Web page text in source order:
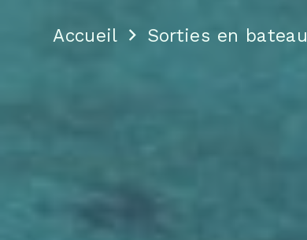
Accueil Sorties en bateau